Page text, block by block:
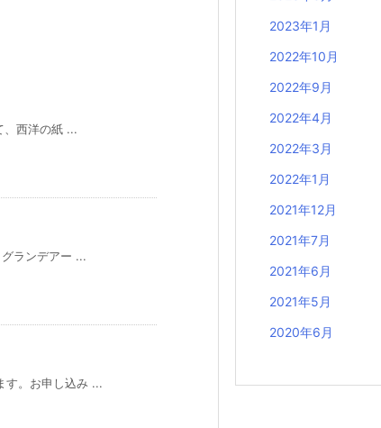
、西洋の紙 ...
ランデアー ...
す。お申し込み ...
2023年1月
2022年10月
2022年9月
2022年4月
2022年3月
2022年1月
2021年12月
2021年7月
2021年6月
2021年5月
2020年6月